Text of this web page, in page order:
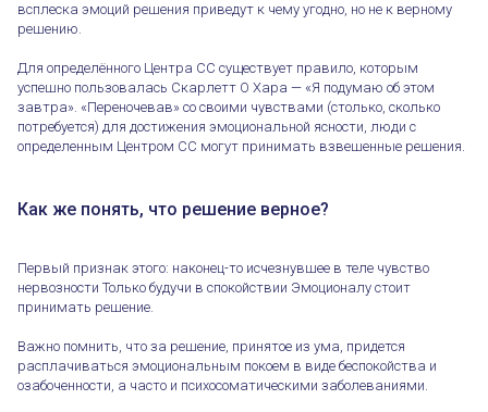
всплеска эмоций решения приведут к чему угодно, но не к верному
решению.
Для определённого Центра СС существует правило, которым
успешно пользовалась Скарлетт О Хара — «Я подумаю об этом
завтра». «Переночевав» со своими чувствами (столько, сколько
потребуется) для достижения эмоциональной ясности, люди с
определенным Центром СС могут принимать взвешенные решения.
Как же понять, что решение верное?
Первый признак этого: наконец-то исчезнувшее в теле чувство
нервозности Только будучи в спокойствии Эмоционалу стоит
принимать решение.
Важно помнить, что за решение, принятое из ума, придется
расплачиваться эмоциональным покоем в виде беспокойства и
озабоченности, а часто и психосоматическими заболеваниями.